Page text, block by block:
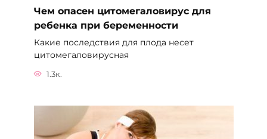
Чем опасен цитомегаловирус для
ребенка при беременности
Какие последствия для плода несет
цитомегаловирусная
1.3к.